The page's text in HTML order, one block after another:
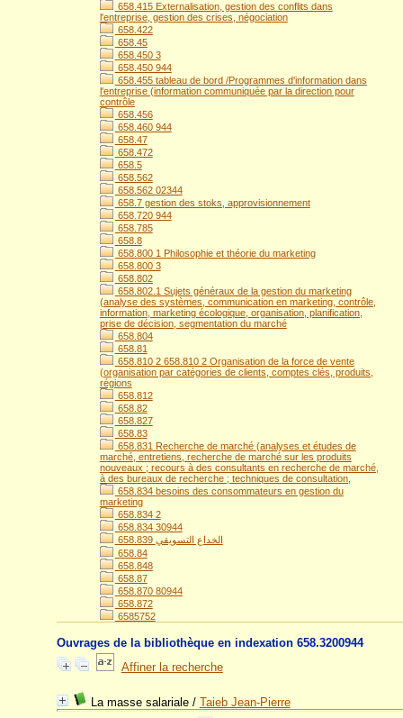
658.415 Externalisation, gestion des conflits dans
l'entreprise, gestion des crises, négociation
658.422
658.45
658.450 3
658.450 944
658.455 tableau de bord /Programmes d'information dans
l'entreprise (information communiquée par la direction pour
contrôle
658.456
658.460 944
658.47
658.472
658.5
658.562
658.562 02344
658.7 gestion des stoks, approvisionnement
658.720 944
658.785
658.8
658.800 1 Philosophie et théorie du marketing
658.800 3
658.802
658.802.1 Sujets généraux de la gestion du marketing
(analyse des systèmes, communication en marketing, contrôle,
information, marketing écologique, organisation, planification,
prise de décision, segmentation du marché
658.804
658.81
658.810 2 658.810 2 Organisation de la force de vente
(organisation par catégories de clients, comptes clés, produits,
régions
658.812
658.82
658.827
658.83
658.831 Recherche de marché (analyses et études de
marché, entretiens, recherche de marché sur les produits
nouveaux ; recours à des consultants en recherche de marché,
à des bureaux de recherche ; techniques de consultation,
658.834 besoins des consommateurs en gestion du
marketing
658.834 2
658.834 30944
658.839 الخداع التسويقي
658.84
658.848
658.87
658.870 80944
658.872
6585752
Ouvrages de la bibliothèque en indexation 658.3200944
Affiner la recherche
La masse salariale/ Taieb Jean-Pierre